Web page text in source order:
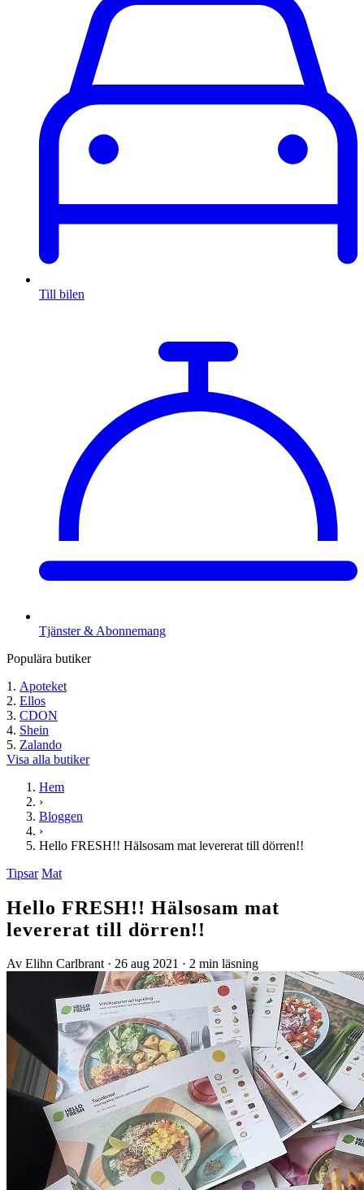
Till bilen
Tjänster & Abonnemang
Populära butiker
Apoteket
Ellos
CDON
Shein
Zalando
Visa alla butiker
Hem
›
Bloggen
›
Hello FRESH!! Hälsosam mat levererat till dörren!!
Tipsar Mat
Hello FRESH!! Hälsosam mat
levererat till dörren!!
Av Elihn Carlbrant · 26 aug 2021 · 2 min läsning